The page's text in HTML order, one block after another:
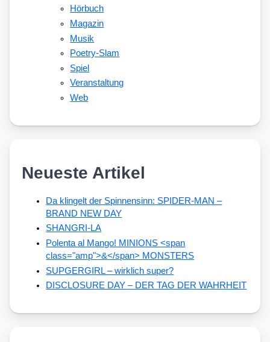
Hörbuch
Magazin
Musik
Poetry-Slam
Spiel
Veranstaltung
Web
Neueste Artikel
Da klingelt der Spinnensinn: SPIDER-MAN –
BRAND NEW DAY
SHANGRI-LA
Polenta al Mango! MINIONS <span
class="amp">&</span> MONSTERS
SUPGERGIRL – wirklich super?
DISCLOSURE DAY – DER TAG DER WAHRHEIT